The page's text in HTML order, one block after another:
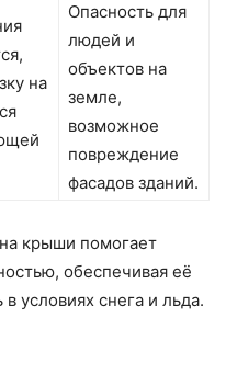
на
Опасность для
людей и
объектов на
земле,
возможное
повреждение
фасадов зданий.
крыши помогает
обеспечивая её
условиях снега и льда.